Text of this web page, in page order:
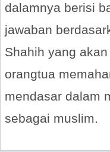
dalamnya berisi
jawaban
Shahih yang
orangtua
mendasar dalam
sebagai muslim.